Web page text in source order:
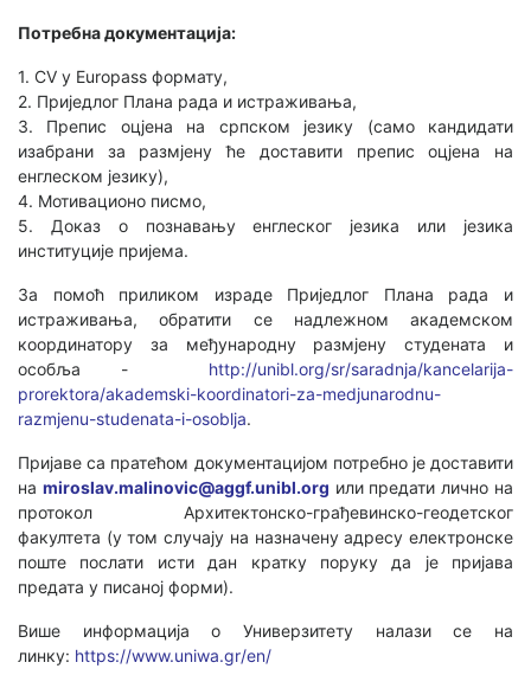
Потребна документација:
1. CV у Europass формату,
2. Приједлог Плана рада и истраживања,
3. Препис оцјена на српском језику (само кандидати
изабрани за размјену ће доставити препис оцјена на
енглеском језику),
4. Мотивационо писмо,
5. Доказ о познавању енглеског језика или језика
институције пријема.
За помоћ приликом израде Приједлог Плана рада и
истраживања, обратити се надлежном академском
координатору за међународну размјену студената и
особља - http://unibl.org/sr/saradnja/kancelarija-
prorektora/akademski-koordinatori-za-medjunarodnu-
razmjenu-studenata-i-osoblja.
Пријаве са пратећом документацијом потребно је доставити
на miroslav.malinovic@aggf.unibl.org или предати лично на
протокол Архитектонско-грађевинско-геодетског
факултета (у том случају на назначену адресу електронске
поште послати исти дан кратку поруку да је пријава
предата у писаној форми).
Више информација o Универзитету налази се на
линку: https://www.uniwa.gr/en/